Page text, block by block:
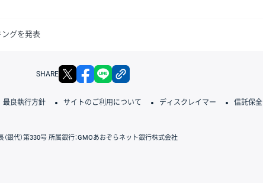
グを発表
SHARE X facebook
最良執行方針 サイトのご利用について ディスクレイマー 信託保全
銀代）第330号 所属銀行：GMOあおぞらネット銀行株式会社